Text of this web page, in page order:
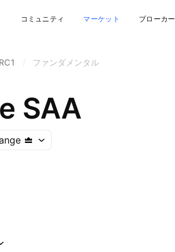
コミュニティ マーケット ブローカー
ファンダメンタル
SAA